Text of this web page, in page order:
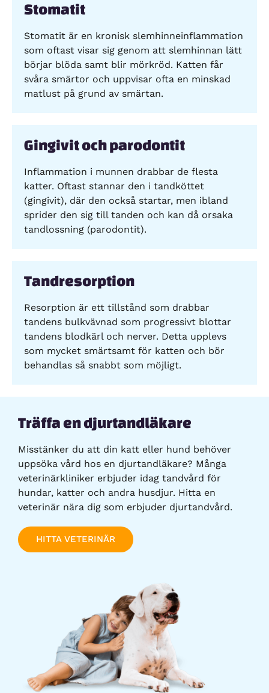
Stomatit
Stomatit är en kronisk slemhinneinflammation
som oftast visar sig genom att slemhinnan lätt
börjar blöda samt blir mörkröd. Katten får
svåra smärtor och uppvisar ofta en minskad
matlust på grund av smärtan.
Gingivit och parodontit
Inflammation i munnen drabbar de flesta
katter. Oftast stannar den i tandköttet
(gingivit), där den också startar, men ibland
sprider den sig till tanden och kan då orsaka
tandlossning (parodontit).
Tandresorption
Resorption är ett tillstånd som drabbar
tandens bulkvävnad som progressivt blottar
tandens blodkärl och nerver. Detta upplevs
som mycket smärtsamt för katten och bör
behandlas så snabbt som möjligt.
Träffa en djurtandläkare
Misstänker du att din katt eller hund behöver
uppsöka vård hos en djurtandläkare? Många
veterinärkliniker erbjuder idag tandvård för
hundar, katter och andra husdjur. Hitta en
veterinär nära dig som erbjuder djurtandvård.
HITTA VETERINÄR